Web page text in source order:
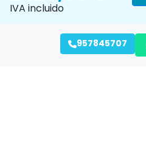
Política de
Política de
Ortopedia Ortoespaña S.L. ha
Europeos cuyo objetivo es la
IVA incluido
957845707